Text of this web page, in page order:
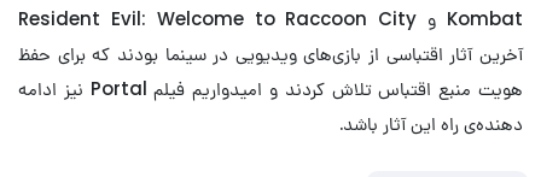
Kombat و Resident Evil: Welcome to Raccoon City
آخرین آثار اقتباسی از بازی‌های ویدیویی در سینما بودند که برای حفظ
هویت منبع اقتباس تلاش کردند و امیدواریم فیلم Portal نیز ادامه
دهنده‌ی راه این آثار باشد.